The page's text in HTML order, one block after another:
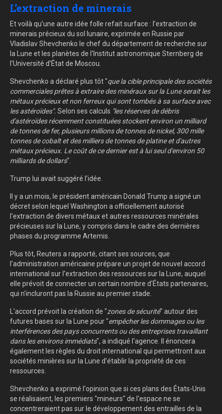
L’extraction de minerais
Et voilà qu’une autre idée folle refait surface : l’extraction de
minerais précieux du sol lunaire, exprimée en Russie par
Vladislav Shevchenko le chef du département de recherche sur
la Lune et les planètes de l'Institut astronomique Sternberg de
l’Université d’État de Moscou.
Shevchenko a déclaré plus tôt "que la cible principale des sociétés
commerciales prêtes à extraire des minéraux sur la Lune serait les
métaux précieux et non ferreux qui sont tombés à sa surface avec
les astéroïdes". Selon ses calculs "les réserves de débris
d'astéroïdes récemment constituées stockent environ un milliard
de tonnes de fer, plusieurs millions de tonnes de nickel, 300 mille
tonnes de cobalt et des milliers de tonnes de platine et d'autres
métaux précieux. Le coût de ce dernier est à lui seul d'environ 50
milliards de dollars".
Trump lui avait suggéré l’idée.
Il y a un mois, le président américain Donald Trump a signé un
décret selon lequel Washington a officiellement autorisé
l'extraction de divers métaux et autres ressources minérales
précieuses sur la Lune, y compris dans le cadre des dernières
phases du programme Artemis.
Plus tôt, Reuters a rapporté, citant ses sources, que
l'administration américaine prépare un projet de nouvel accord
international sur l'extraction des ressources sur la Lune, auquel
elle prévoit de connecter un certain nombre d'États partenaires,
qui n'incluront pas la Russie au premier stade.
L'accord prévoit la création de "zones de sécurité" autour des
futures bases sur la Lune pour "empêcher les dommages ou les
interférences des pays concurrents ou des entreprises travaillant
dans les environs immédiats", a indiqué l'agence. Il énoncera
également les règles du droit international qui permettront aux
sociétés minières sur la Lune d’établir la propriété de ces
ressources.
Shevchenko a exprimé l'opinion que si ces plans des États-Unis
se réalisaient, les premiers "mineurs" de l'espace ne se
concentreraient pas sur le développement des entrailles de la